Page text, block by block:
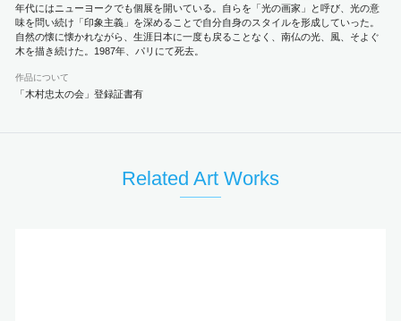
年代にはニューヨークでも個展を開いている。自らを「光の画家」と呼び、光の意
味を問い続け「印象主義」を深めることで自分自身のスタイルを形成していった。
自然の懐に懐かれながら、生涯日本に一度も戻ることなく、南仏の光、風、そよぐ
木を描き続けた。1987年、パリにて死去。
作品について
「木村忠太の会」登録証書有
Related Art Works